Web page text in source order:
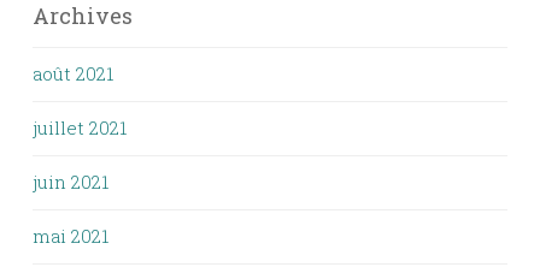
Archives
août 2021
juillet 2021
juin 2021
mai 2021